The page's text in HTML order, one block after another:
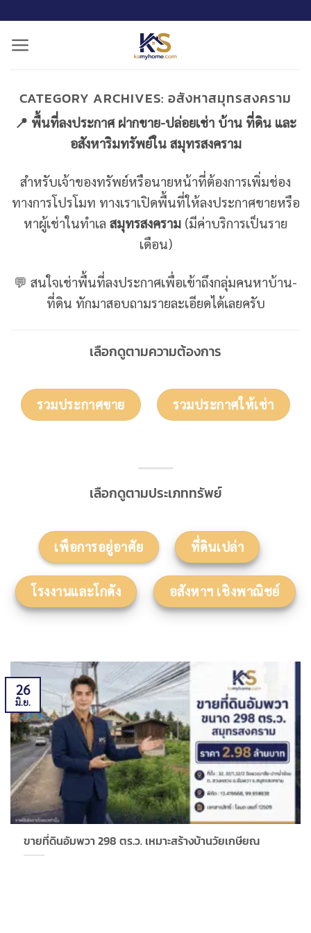
CATEGORY ARCHIVES:อสังหาสมุทรสงคราม
📍 พื้นที่ลงประกาศ ฝากขาย-ปล่อยเช่า บ้าน ที่ดิน และ
อสังหาริมทรัพย์ใน สมุทรสงคราม
สำหรับเจ้าของทรัพย์หรือนายหน้าที่ต้องการเพิ่มช่อง
ทางการโปรโมท ทางเราเปิดพื้นที่ให้ลงประกาศขายหรือ
หาผู้เช่าในทำเล สมุทรสงคราม (มีค่าบริการเป็นราย
เดือน)
💬 สนใจเช่าพื้นที่ลงประกาศเพื่อเข้าถึงกลุ่มคนหาบ้าน-
ที่ดิน ทักมาสอบถามรายละเอียดได้เลยครับ
เลือกดูตามความต้องการ
รวมประกาศขาย รวมประกาศให้เช่า
เลือกดูตามประเภททรัพย์
เพือการอยู่อาศัย ที่ดินเปล่า
โรงงานและโกดัง อสังหาฯ เชิงพาณิชย์
ขายที่ดินอัมพวา 298 ตร.ว. เหมาะสร้างบ้านวัยเกษียณ
26
มิ.ย.